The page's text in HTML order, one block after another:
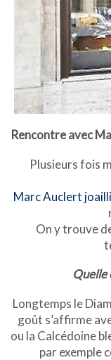
Rencontre avec
Plusieurs fois
Marc Auclert
On y trouve
Quelle
Longtemps le
goût s’affirme
ou la Calcédoine
par exemple